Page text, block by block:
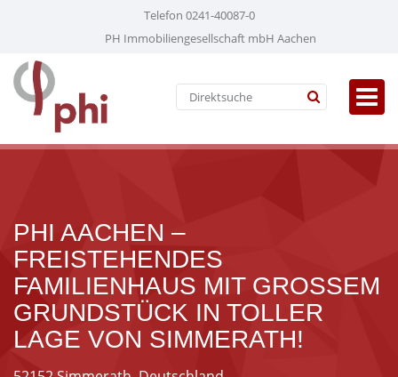
Telefon 0241-40087-0
PH Immobiliengesellschaft mbH Aachen
PHI AACHEN –
FREISTEHENDES
FAMILIENHAUS MIT GROSSEM G
RUNDSTÜCK IN TOLLER L
AGE VON SIMMERATH!